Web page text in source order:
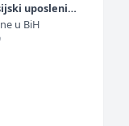
uposlenik
u BiH